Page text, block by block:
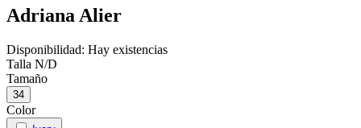
Adriana Alier
Disponibilidad: Hay existencias
Talla N/D
Tamaño
34
Color